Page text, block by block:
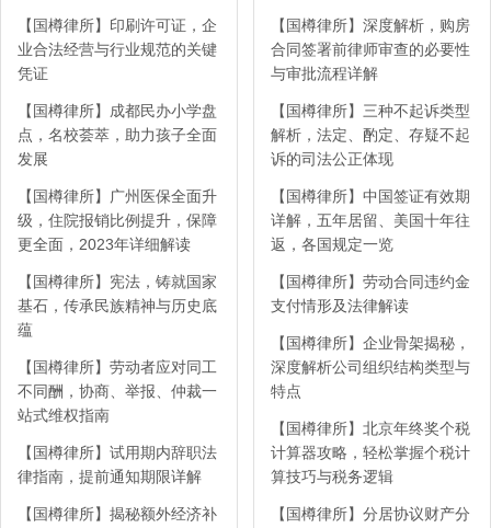
【国樽律所】印刷许可证，企
业合法经营与行业规范的关键
凭证
【国樽律所】成都民办小学盘
点，名校荟萃，助力孩子全面
发展
【国樽律所】广州医保全面升
级，住院报销比例提升，保障
更全面，2023年详细解读
【国樽律所】宪法，铸就国家
基石，传承民族精神与历史底
蕴
【国樽律所】劳动者应对同工
不同酬，协商、举报、仲裁一
站式维权指南
【国樽律所】试用期内辞职法
律指南，提前通知期限详解
【国樽律所】揭秘额外经济补
【国樽律所】深度解析，购房
合同签署前律师审查的必要性
与审批流程详解
【国樽律所】三种不起诉类型
解析，法定、酌定、存疑不起
诉的司法公正体现
【国樽律所】中国签证有效期
详解，五年居留、美国十年往
返，各国规定一览
【国樽律所】劳动合同违约金
支付情形及法律解读
【国樽律所】企业骨架揭秘，
深度解析公司组织结构类型与
特点
【国樽律所】北京年终奖个税
计算器攻略，轻松掌握个税计
算技巧与税务逻辑
【国樽律所】分居协议财产分